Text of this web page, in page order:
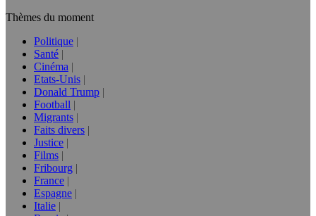
Thèmes du moment
Politique
Santé
Cinéma
Etats-Unis
Donald Trump
Football
Migrants
Faits divers
Justice
Films
Fribourg
France
Espagne
Italie